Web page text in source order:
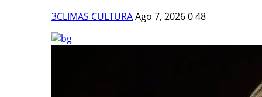
3CLIMAS CULTURAAgo 7, 2026048